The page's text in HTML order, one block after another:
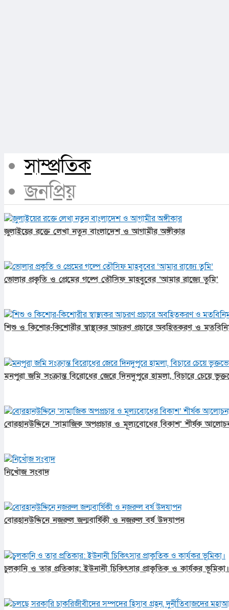
সাম্প্রতিক
জনপ্রিয়
জুলাইয়ের রক্তে লেখা নতুন বাংলাদেশ ও আগামীর অঙ্গীকার​
ভোলার প্রকৃতি ও প্রেমের গল্পে তৌসিফ মাহবুবের ‘আমার রাজ্যে তুমি’
শিশু ও কিশোর-কিশোরীর স্বাস্থ্যকর আচরণ প্রচারে অবহিতকরণ ও
মনপুরা জমি সংক্রান্ত বিরোধের জেরে দিনদুপুরে হামলা, বিচারে চেয়ে
বোরহানউদ্দিনে ‘সামাজিক অপপ্রচার ও মূল্যবোধের বিকাশ’ শীর্ষক
নিখোঁজ সংবাদ
বোরহানউদ্দিনে নজরুল জন্মবার্ষিকী ও নজরুল বর্ষ উদযাপন
চুলকানি ও তার প্রতিকার: ইউনানী চিকিৎসার প্রাকৃতিক ও কার্যকর ভূমিকা।